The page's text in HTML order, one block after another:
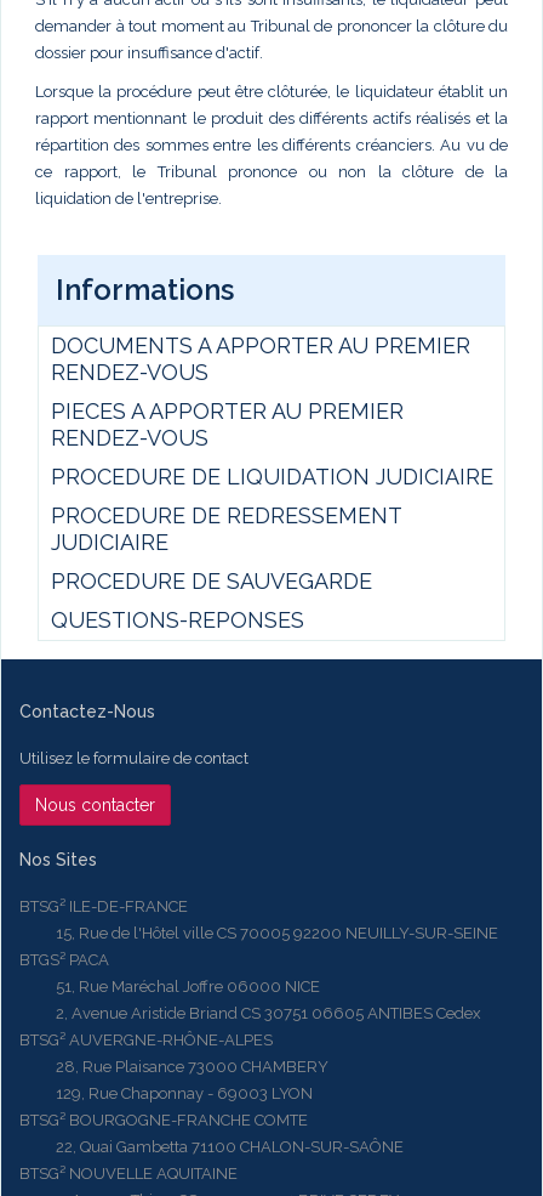
demander à tout moment au Tribunal de prononcer la clôture du
dossier pour insuffisance d'actif.
Lorsque la procédure peut être clôturée, le liquidateur établit un
rapport mentionnant le produit des différents actifs réalisés et la
répartition des sommes entre les différents créanciers. Au vu de
ce rapport, le Tribunal prononce ou non la clôture de la
liquidation de l'entreprise.
Informations
DOCUMENTS A APPORTER AU PREMIER
RENDEZ-VOUS
PIECES A APPORTER AU PREMIER
RENDEZ-VOUS
PROCEDURE DE LIQUIDATION JUDICIAIRE
PROCEDURE DE REDRESSEMENT
JUDICIAIRE
PROCEDURE DE SAUVEGARDE
QUESTIONS-REPONSES
Contactez-Nous
Utilisez le formulaire de contact
Nous contacter
Nos Sites
BTSG² ILE-DE-FRANCE
15, Rue de l'Hôtel ville CS 70005 92200 NEUILLY-SUR-SEINE
BTGS² PACA
51, Rue Maréchal Joffre 06000 NICE
2, Avenue Aristide Briand CS 30751 06605 ANTIBES Cedex
BTSG² AUVERGNE-RHÔNE-ALPES
28, Rue Plaisance 73000 CHAMBERY
129, Rue Chaponnay - 69003 LYON
BTSG² BOURGOGNE-FRANCHE COMTE
22, Quai Gambetta 71100 CHALON-SUR-SAÔNE
BTSG² NOUVELLE AQUITAINE